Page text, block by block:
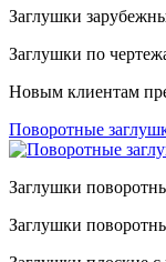
Заглушки
Заглушки по
Новым клиентам
Поворотные
Заглушки
Заглушки